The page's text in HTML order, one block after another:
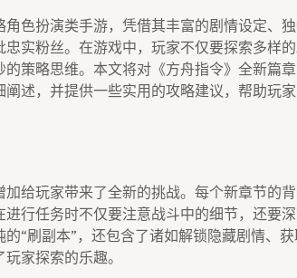
色扮演类手游，凭借其丰富的剧情设定、
实粉丝。在游戏中，玩家不仅要探索多样
策略思维。本文将对《方舟指令》全新篇
述，并提供一些实用的攻略建议，帮助玩
给玩家带来了全新的挑战。每个新章节的
行任务时不仅要注意战斗中的细节，还要
“刷副本”，还包含了诸如解锁隐藏剧情、
家探索的乐趣。